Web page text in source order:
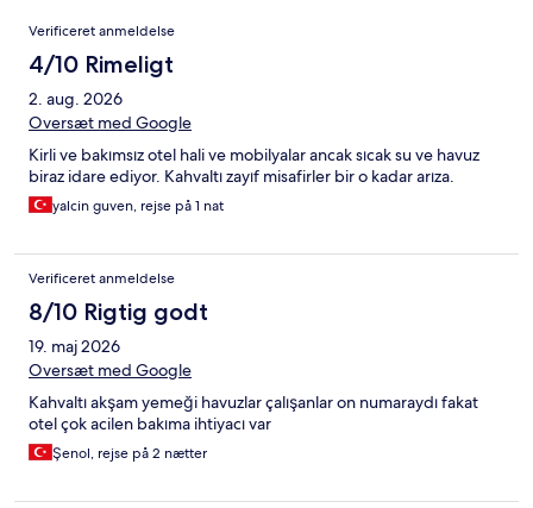
Anmeldelser
Verificeret anmeldelse
4/10 Rimeligt
2. aug. 2026
Oversæt med Google
Kirli ve bakımsız otel hali ve mobilyalar ancak sıcak su ve havuz
biraz idare ediyor. Kahvaltı zayıf misafirler bir o kadar arıza.
yalcin guven, rejse på 1 nat
Verificeret anmeldelse
8/10 Rigtig godt
19. maj 2026
Oversæt med Google
Kahvaltı akşam yemeği havuzlar çalışanlar on numaraydı fakat
otel çok acilen bakıma ihtiyacı var
Şenol, rejse på 2 nætter